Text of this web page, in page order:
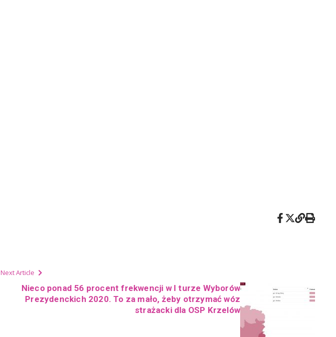
Next Article
Nieco ponad 56 procent frekwencji w I turze Wyborów
Prezydenckich 2020. To za mało, żeby otrzymać wóz
strażacki dla OSP Krzelów